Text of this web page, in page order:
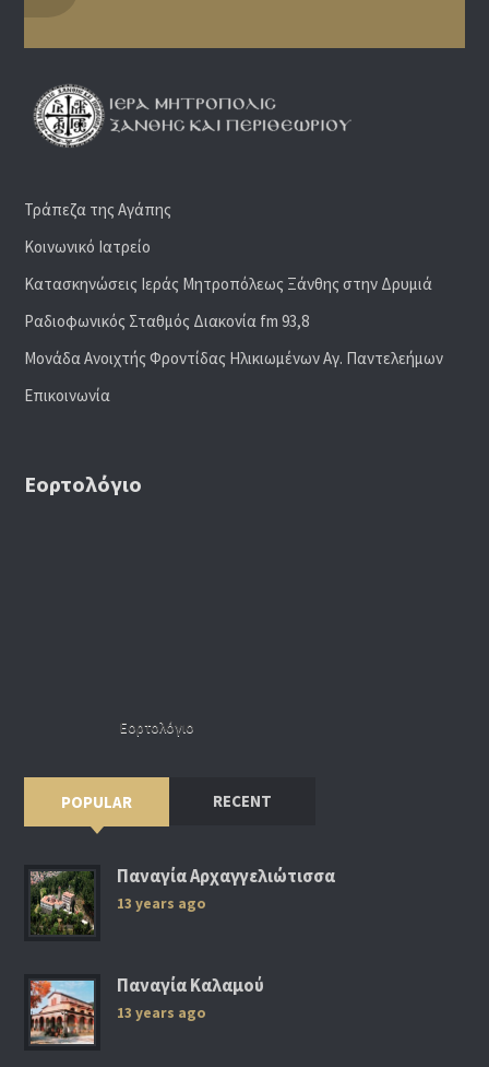
Τράπεζα της Αγάπης
Κοινωνικό Ιατρείο
Κατασκηνώσεις Ιεράς Μητροπόλεως Ξάνθης στην Δρυμιά
Ραδιoφωνικός Σταθμός Διακονία fm 93,8
Μονάδα Ανοιχτής Φροντίδας Ηλικιωμένων Αγ. Παντελεήμων
Επικοινωνία
Εορτολόγιο
Εορτολόγιο
POPULAR RECENT
Παναγία Αρχαγγελιώτισσα
13 years ago
Παναγία Καλαμού
13 years ago